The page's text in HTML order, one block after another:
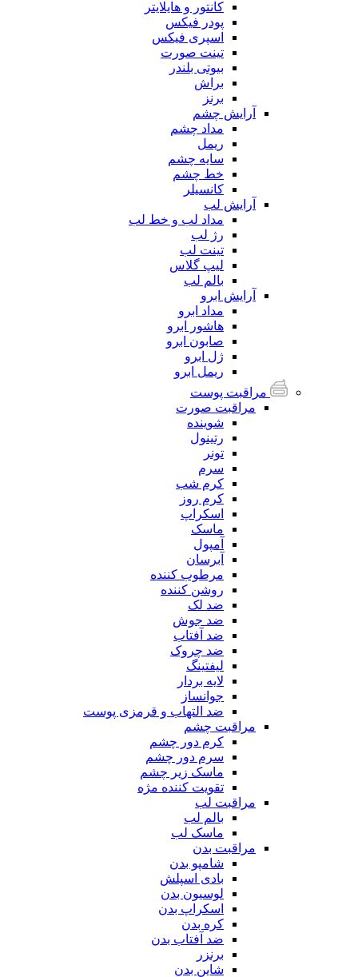
کانتور و هایلایتر
پودر فیکس
اسپری فیکس
تینت صورت
بیوتی بلندر
براش
برنز
آرایش چشم
مداد چشم
ریمل
سایه چشم
خط چشم
کانسیلر
آرایش لب
مداد لب و خط لب
رژ لب
تینت لب
لیپ گلاس
بالم لب
آرایش ابرو
مداد ابرو
هاشور ابرو
صابون ابرو
ژل ابرو
ریمل ابرو
مراقبت پوست
مراقبت صورت
شوینده
رتینول
تونر
سرم
کرم شب
کرم روز
اسکراپ
ماسک
آمپول
آبرسان
مرطوب کننده
روشن کننده
ضد لک
ضد جوش
ضد آفتاب
ضد چروک
لیفتینگ
لایه بردار
جوانساز
ضد التهاب و قرمزی پوست
مراقبت چشم
کرم دور چشم
سرم دور چشم
ماسک زیر چشم
تقویت کننده مژه
مراقبت لب
بالم لب
ماسک لب
مراقبت بدن
شامپو بدن
بادی اسپلش
لوسیون بدن
اسکراپ بدن
کره بدن
ضد آفتاب بدن
برنزر
شاین بدن